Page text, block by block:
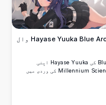
Hayase Yuuka Blue Archive 4K وال
Blue Archive کی Hayase Yuuka اپنی
Millennium Science School کی وردی میں